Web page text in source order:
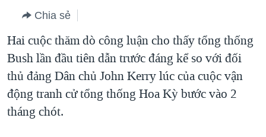
chính
điều
hướng
chính
Đi
tới
BLOG
DIỄN ĐÀN
MỤC
TỰ DO BÁO CHÍ
VẠCH TRẦN TIN GIẢ
CHUYÊN ĐỀ
CHIẾN TRANH THƯƠNG MẠI CỦA MỸ: QUÁ KHỨ VÀ HIỆN
TẠI
HỌC TIẾNG ANH
Chia sẻ
Hai cuộc thăm dò công luận cho thấy tổng thống
Bush lần đầu tiên dẫn trước đáng kể so với đối
thủ đảng Dân chủ John Kerry lúc của cuộc vận
động tranh cử tổng thống Hoa Kỳ bước vào 2
tháng chót.